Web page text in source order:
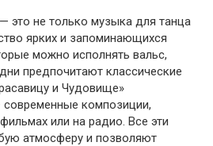
это не только музыка для танца
ярких и запоминающихся
можно исполнять вальс,
предпочитают классические
и Чудовище»
современные композиции,
или на радио. Все эти
атмосферу и позволяют